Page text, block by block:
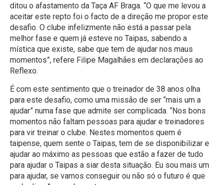
ditou o afastamento da Taça AF Braga. “O que me levou a
aceitar este repto foi o facto de a direção me propor este
desafio. O clube infelizmente não está a passar pela
melhor fase e quem já esteve no Taipas, sabendo a
mística que existe, sabe que tem de ajudar nos maus
momentos”, refere Filipe Magalhães em declarações ao
Reflexo.
É com este sentimento que o treinador de 38 anos olha
para este desafio, como uma missão de ser “mais um a
ajudar” numa fase que admite ser complicada. “Nos bons
momentos não faltam pessoas para ajudar e treinadores
para vir treinar o clube. Nestes momentos quem é
taipense, quem sente o Taipas, tem de se disponibilizar e
ajudar ao máximo as pessoas que estão a fazer de tudo
para ajudar o Taipas a siar desta situação. Eu sou mais um
para ajudar, se vamos conseguir ou não só o futuro é que